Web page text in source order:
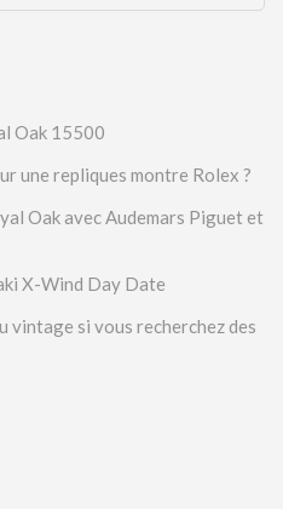
Oak 15500
une repliques montre Rolex ?
Oak avec Audemars Piguet et
X-Wind Day Date
vintage si vous recherchez des